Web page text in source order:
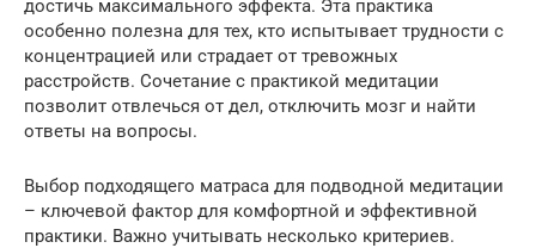
достичь максимального эффекта. Эта практика
особенно полезна для тех, кто испытывает трудности с
концентрацией или страдает от тревожных
расстройств. Сочетание с практикой медитации
позволит отвлечься от дел, отключить мозг и найти
ответы на вопросы.
Выбор подходящего матраса для подводной медитации
– ключевой фактор для комфортной и эффективной
практики. Важно учитывать несколько критериев.